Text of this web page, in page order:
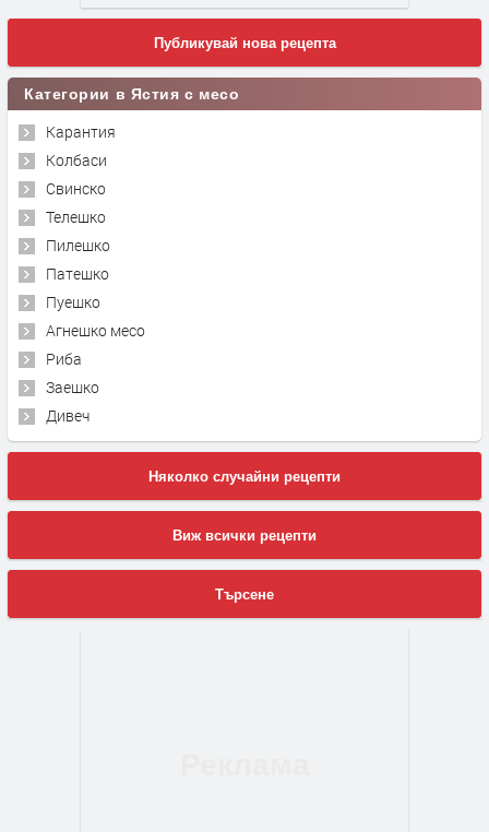
Публикувай нова рецепта
Категории в Ястия с месо
Карантия
Колбаси
Свинско
Телешко
Пилешко
Патешко
Пуешко
Агнешко месо
Риба
Заешко
Дивеч
Няколко случайни рецепти
Виж всички рецепти
Търсене